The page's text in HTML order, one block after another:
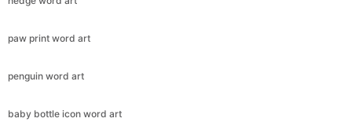
paw print word art
penguin word art
baby bottle icon word art